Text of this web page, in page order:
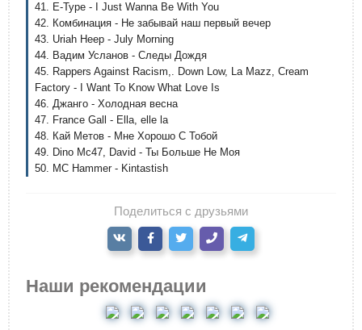
41. E-Type - I Just Wanna Be With You
42. Комбинация - Не забывай наш первый вечер
43. Uriah Heep - July Morning
44. Вадим Усланов - Следы Дождя
45. Rappers Against Racism,. Down Low, La Mazz, Cream
Factory - I Want To Know What Love Is
46. Джанго - Холодная весна
47. France Gall - Ella, elle la
48. Кай Метов - Мне Хорошо С Тобой
49. Dino Mc47, David - Ты Больше Не Моя
50. MC Hammer - Kintastish
Поделиться с друзьями
Наши рекомендации